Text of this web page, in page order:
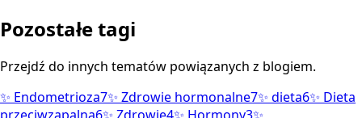
Pozostałe tagi
Przejdź do innych tematów powiązanych z blogiem.
✨ Endometrioza7✨ Zdrowie hormonalne7✨ dieta6✨ Dieta